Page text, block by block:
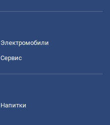
Электромобили
Сервис
Напитки